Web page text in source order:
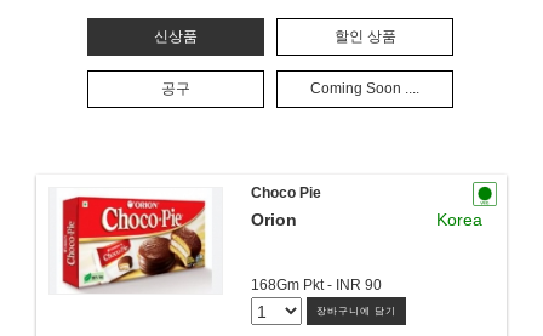
신상품 할인 상품
공구 Coming Soon ....
Choco Pie
Orion Korea
168Gm Pkt - INR 90
장바구니에 담기